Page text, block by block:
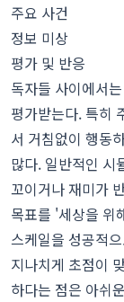
주요 사건
정보 미상
평가 및 반응
독자들 사이에서
평가받는다. 특히
서 거침없이 행동
많다. 일반적인 시
꼬이거나 재미가
목표를 '세상을 위
스케일을 성공적
지나치게 초점이
하다는 점은 아쉬